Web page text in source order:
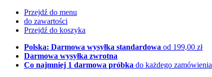
Przejdź do menu
do zawartości
Przejdź do koszyka
Polska: Darmowa wysyłka standardowa od 199,00 zł
Darmowa wysyłka zwrotna
Co najmniej 1 darmowa próbka do każdego zamówienia